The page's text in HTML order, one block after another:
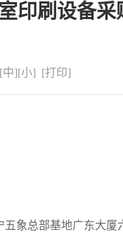
印刷设备
中][小] [打印]
象总部基地广东大厦